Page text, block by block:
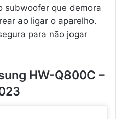
subwoofer que demora
ao ligar o aparelho.
para não jogar
HW-Q800C –